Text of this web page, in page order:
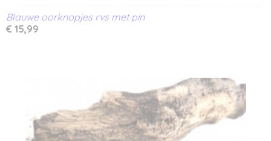
Blauwe oorknopjes rvs met pin
€ 15,99